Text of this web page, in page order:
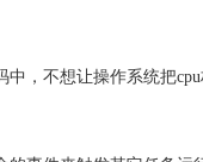
，不想让操作系统把